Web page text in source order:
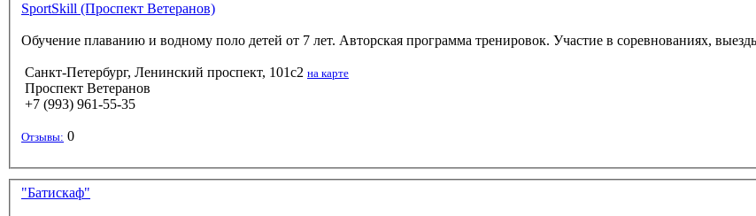
SportSkill (Проспект Ветеранов)
Обучение плаванию и водному поло детей от 7 лет. Авторская программа тренировок. Участие в соревнованиях,
Санкт-Петербург, Ленинский проспект, 101с2 на карте
Проспект Ветеранов
+7 (993) 961-55-35
Отзывы: 0
"Батискаф"